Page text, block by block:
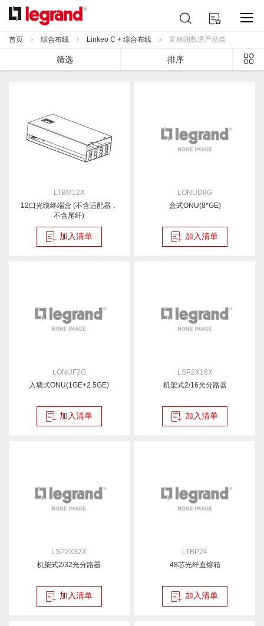
跳
到
容
我的购物车
索
首页 综合布线 Linkeo C + 综合布线 罗格朗数通产品类
筛选 排序
LTBM12X
12口光缆终端盒 (不含适配器，
不含尾纤)
加入清单
LONUD8G
盒式ONU(8*GE)
加入清单
LONUF2G
入墙式ONU(1GE+2.5GE)
加入清单
LSP2X16X
机架式2/16光分路器
加入清单
LSP2X32X
机架式2/32光分路器
加入清单
LTBP24
48芯光纤直熔箱
加入清单